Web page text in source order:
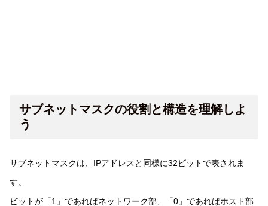
サブネットマスクの役割と構造を理解しよ
う
サブネットマスクは、IPアドレスと同様に32ビットで表されま
す。
ビットが「1」であればネットワーク部、「0」であればホスト部